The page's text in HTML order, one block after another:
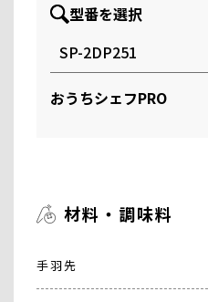
型番を選択
おうちシェフPRO
材料・調味料
手羽先